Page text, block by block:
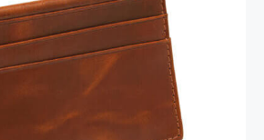
cartes RFID Secure